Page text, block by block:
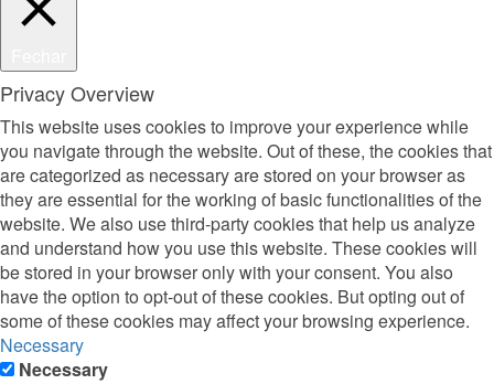
Privacy Overview
This website uses cookies to improve your experience while
you navigate through the website. Out of these, the cookies that
are categorized as necessary are stored on your browser as
they are essential for the working of basic functionalities of the
website. We also use third-party cookies that help us analyze
and understand how you use this website. These cookies will
be stored in your browser only with your consent. You also
have the option to opt-out of these cookies. But opting out of
some of these cookies may affect your browsing experience.
Necessary
Necessary